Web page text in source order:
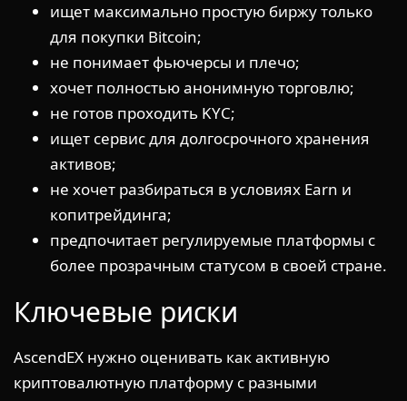
ищет максимально простую биржу только
для покупки Bitcoin;
не понимает фьючерсы и плечо;
хочет полностью анонимную торговлю;
не готов проходить KYC;
ищет сервис для долгосрочного хранения
активов;
не хочет разбираться в условиях Earn и
копитрейдинга;
предпочитает регулируемые платформы с
более прозрачным статусом в своей стране.
Ключевые риски
AscendEX нужно оценивать как активную
криптовалютную платформу с разными